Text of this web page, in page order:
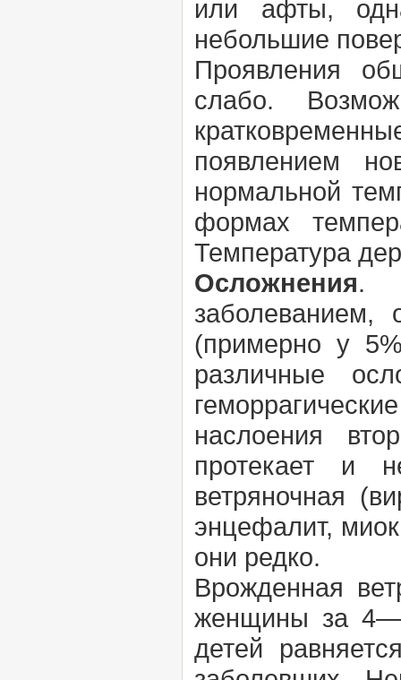
или афты,
небольшие
Проявления
слабо.
появлением
нормальной
формах
Температура
Осложнения.
заболеванием,
(примерно у
различные
наслоения
протекает и
ветряночная
энцефалит,
они редко.
Врожденная
женщины за
детей